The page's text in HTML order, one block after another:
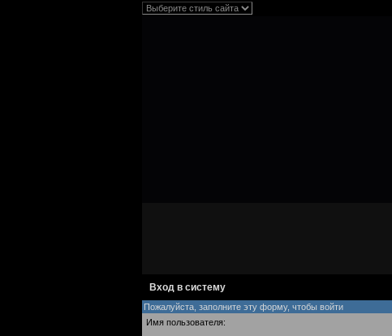
Вход в систему
Пожалуйста, заполните эту форму, чтобы войти
Имя пользователя: